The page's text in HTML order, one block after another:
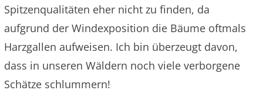
Spitzenqualitäten eher nicht zu finden, da
aufgrund der Windexposition die Bäume oftmals
Harzgallen aufweisen. Ich bin überzeugt davon,
dass in unseren Wäldern noch viele verborgene
Schätze schlummern!